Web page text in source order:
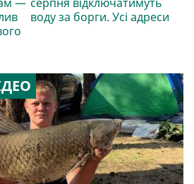
воду за борги. Усі адреси